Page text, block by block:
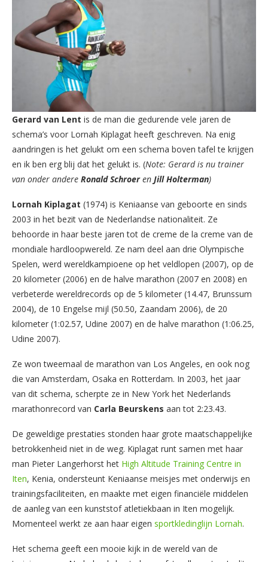
Gerard van Lent is de man die gedurende vele jaren de
schema’s voor Lornah Kiplagat heeft geschreven. Na enig
aandringen is het gelukt om een schema boven tafel te krijgen
en ik ben erg blij dat het gelukt is. (Note: Gerard is nu trainer
van onder andere Ronald Schroeren Jill Holterman)
Lornah Kiplagat (1974) is Keniaanse van geboorte en sinds
2003 in het bezit van de Nederlandse nationaliteit. Ze
behoorde in haar beste jaren tot de creme de la creme van de
mondiale hardloopwereld. Ze nam deel aan drie Olympische
Spelen, werd wereldkampioene op het veldlopen (2007), op de
20 kilometer (2006) en de halve marathon (2007 en 2008) en
verbeterde wereldrecords op de 5 kilometer (14.47, Brunssum
2004), de 10 Engelse mijl (50.50, Zaandam 2006), de 20
kilometer (1:02.57, Udine 2007) en de halve marathon (1:06.25,
Udine 2007).
Ze won tweemaal de marathon van Los Angeles, en ook nog
die van Amsterdam, Osaka en Rotterdam. In 2003, het jaar
van dit schema, scherpte ze in New York het Nederlands
marathonrecord van Carla Beurskens aan tot 2:23.43.
De geweldige prestaties stonden haar grote maatschappelijke
betrokkenheid niet in de weg. Kiplagat runt samen met haar
man Pieter Langerhorst het High Altitude Training Centre in
Iten, Kenia, ondersteunt Keniaanse meisjes met onderwijs en
trainingsfaciliteiten, en maakte met eigen financiële middelen
de aanleg van een kunststof atletiekbaan in Iten mogelijk.
Momenteel werkt ze aan haar eigen sportkledinglijn Lornah.
Het schema geeft een mooie kijk in de wereld van de